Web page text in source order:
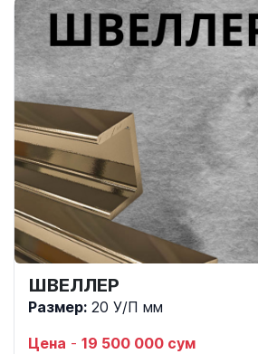
ШВЕЛЛЕР
Размер: 20 У/П мм
Цена - 19 500 000 сум